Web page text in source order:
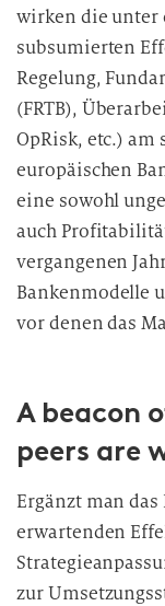
wirken die unter
subsumierten
Regelung,
(FRTB),
OpRisk, etc.) am
europäischen
eine sowohl
auch
vergangenen
Bankenmodelle
vor denen das
A beacon
peers are
Ergänzt man
erwartenden
zur